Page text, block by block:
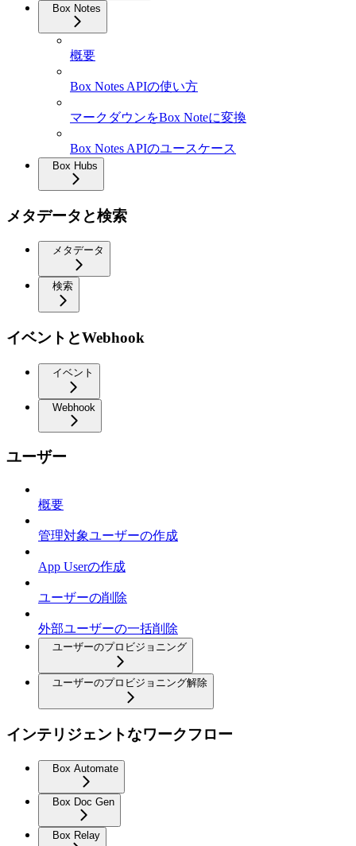
Box Notes
概要
Box Notes APIの使い方
マークダウンをBox Noteに変換
Box Notes APIのユースケース
Box Hubs
メタデータと検索
メタデータ
検索
イベントとWebhook
イベント
Webhook
ユーザー
概要
管理対象ユーザーの作成
App Userの作成
ユーザーの削除
外部ユーザーの一括削除
ユーザーのプロビジョニング
ユーザーのプロビジョニング解除
インテリジェントなワークフロー
Box Automate
Box Doc Gen
Box Relay